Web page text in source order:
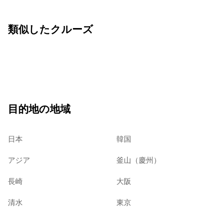
類似したクルーズ
目的地の地域
日本 韓国
アジア 釜山（慶州）
長崎 大阪
清水 東京